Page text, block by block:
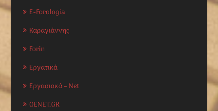
E-Forologia
Καραγιάννης
Forin
Εργατικά
Εργασιακά – Net
OENET.GR